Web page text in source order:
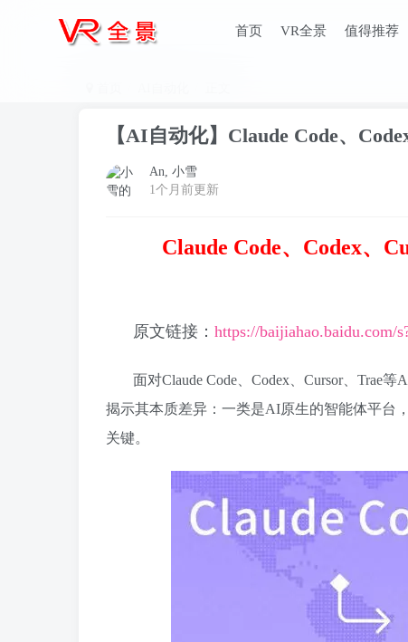
首页 VR全景 值得推荐
【AI自动化】Claude Code、
An, 小雪
1个月前更新
Claude Code、Codex、
原文链接： https://baijiahao.baidu.com/
面对Claude Code、Codex、Cursor、Trae
揭示其本质差异：一类是AI原生的智能体平台
关键。